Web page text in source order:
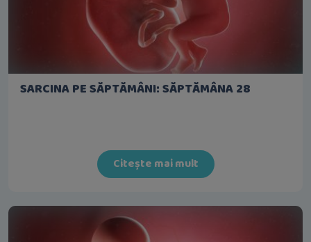
SARCINA PE SĂPTĂMÂNI: SĂPTĂMÂNA 28
Citește mai mult